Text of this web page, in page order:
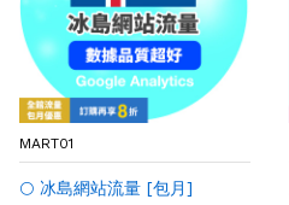
MART01
🌕 冰島網站流量 [包月]